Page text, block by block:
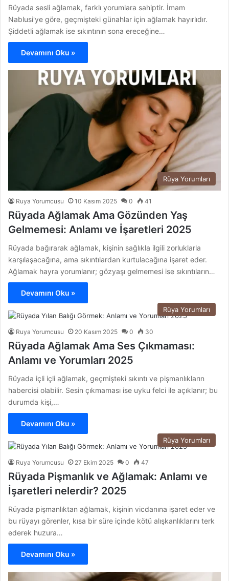
Rüyada sesli ağlamak, farklı yorumlara sahiptir. İmam
Nablusi'ye göre, geçmişteki günahlar için ağlamak hayırlıdır.
Şiddetli ağlamak ise sıkıntının sona ereceğine…
Devamını Oku »
Rüya Yorumları
Ruya Yorumcusu 10 Kasım 2025 0 41
Rüyada Ağlamak Ama Gözünden Yaş
Gelmemesi: Anlamı ve İşaretleri 2025
Rüyada bağırarak ağlamak, kişinin sağlıkla ilgili zorluklarla
karşılaşacağına, ama sıkıntılardan kurtulacağına işaret eder.
Ağlamak hayra yorumlanır; gözyaşı gelmemesi ise sıkıntıların…
Devamını Oku »
Rüya Yorumları
Ruya Yorumcusu 20 Kasım 2025 0 30
Rüyada Ağlamak Ama Ses Çıkmaması:
Anlamı ve Yorumları 2025
Rüyada içli içli ağlamak, geçmişteki sıkıntı ve pişmanlıkların
habercisi olabilir. Sesin çıkmaması ise uyku felci ile açıklanır; bu
durumda kişi,…
Devamını Oku »
Rüya Yorumları
Ruya Yorumcusu 27 Ekim 2025 0 47
Rüyada Pişmanlık ve Ağlamak: Anlamı ve
İşaretleri nelerdir? 2025
Rüyada pişmanlıktan ağlamak, kişinin vicdanına işaret eder ve
bu rüyayı görenler, kısa bir süre içinde kötü alışkanlıklarını terk
ederek huzura…
Devamını Oku »